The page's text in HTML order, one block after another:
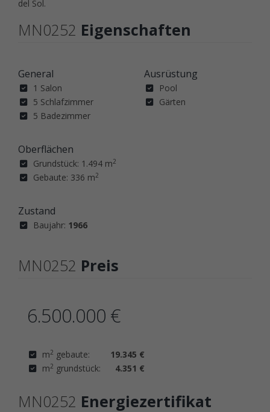
del Sol.
MN0252 Eigenschaften
General
1 Salon
5 Schlafzimmer
5 Badezimmer
Oberflächen
Grundstück: 1.494 m2
Gebaute: 336 m2
Zustand
Baujahr: 1966
Ausrüstung
Pool
Gärten
MN0252 Preis
6.500.000 €
m2 gebaute:
19.345 €
m2 grundstück: 4.351 €
MN0252 Energiezertifikat